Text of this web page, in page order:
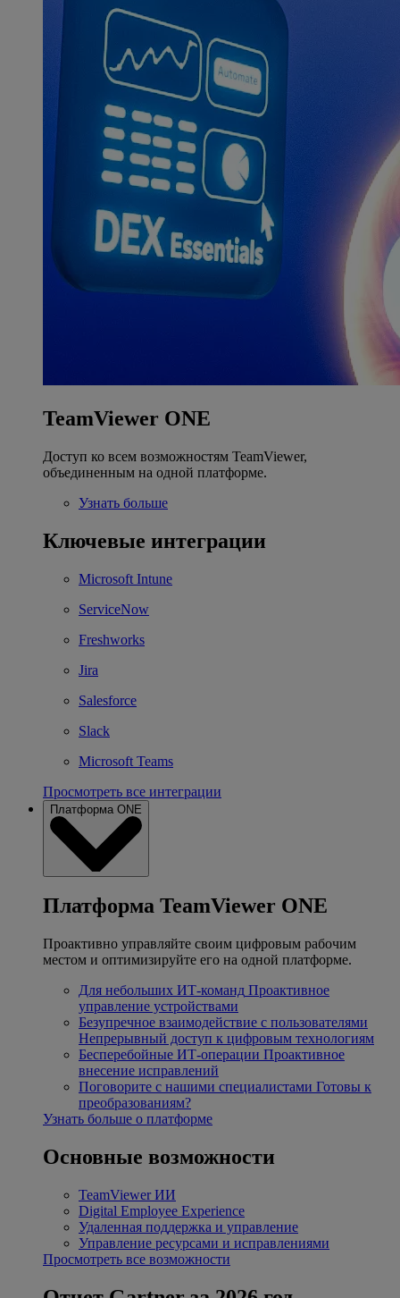
TeamViewer ONE
Доступ ко всем возможностям TeamViewer,
объединенным на одной платформе.
Узнать больше
Ключевые интеграции
Microsoft Intune
ServiceNow
Freshworks
Jira
Salesforce
Slack
Microsoft Teams
Просмотреть все интеграции
Платформа ONE
Платформа TeamViewer ONE
Проактивно управляйте своим цифровым рабочим
местом и оптимизируйте его на одной платформе.
Для небольших ИТ-команд Проактивное
управление устройствами
Безупречное взаимодействие с пользователями
Непрерывный доступ к цифровым технологиям
Бесперебойные ИТ-операции Проактивное
внесение исправлений
Поговорите с нашими специалистами Готовы к
преобразованиям?
Узнать больше о платформе
Основные возможности
TeamViewer ИИ
Digital Employee Experience
Удаленная поддержка и управление
Управление ресурсами и исправлениями
Просмотреть все возможности